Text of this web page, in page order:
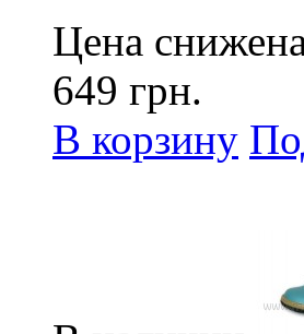
Цена
649 грн.
В корзину